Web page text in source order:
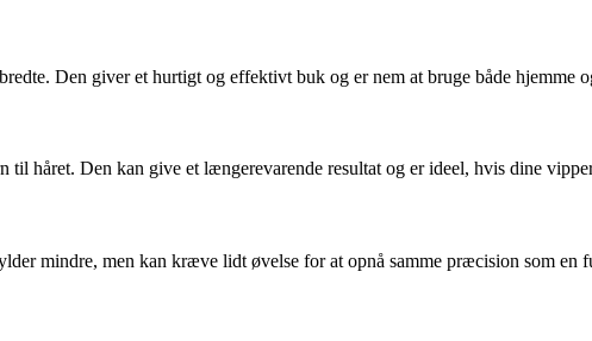
Den giver et hurtigt og effektivt buk og er nem at bruge både hjemme
håret. Den kan give et længerevarende resultat og er ideel, hvis dine
mindre, men kan kræve lidt øvelse for at opnå samme præcision som en